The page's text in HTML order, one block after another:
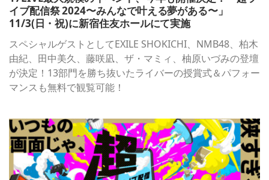
イブ配信祭 2024〜みんなで叶える夢がある〜」
11/3(日・祝)に新宿住友ホールにて実施
スペシャルゲストとしてEXILE SHOKICHI、NMB48、柏木
由紀、田中美久、藤咲凪、ザ・マミィ、柚原いづみの登壇
が決定！13部門を勝ち抜いたライバーの授賞式＆パフォー
マンスも無料で観覧可能！